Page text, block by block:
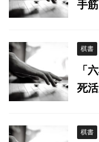
手
棋書
「
死
棋書